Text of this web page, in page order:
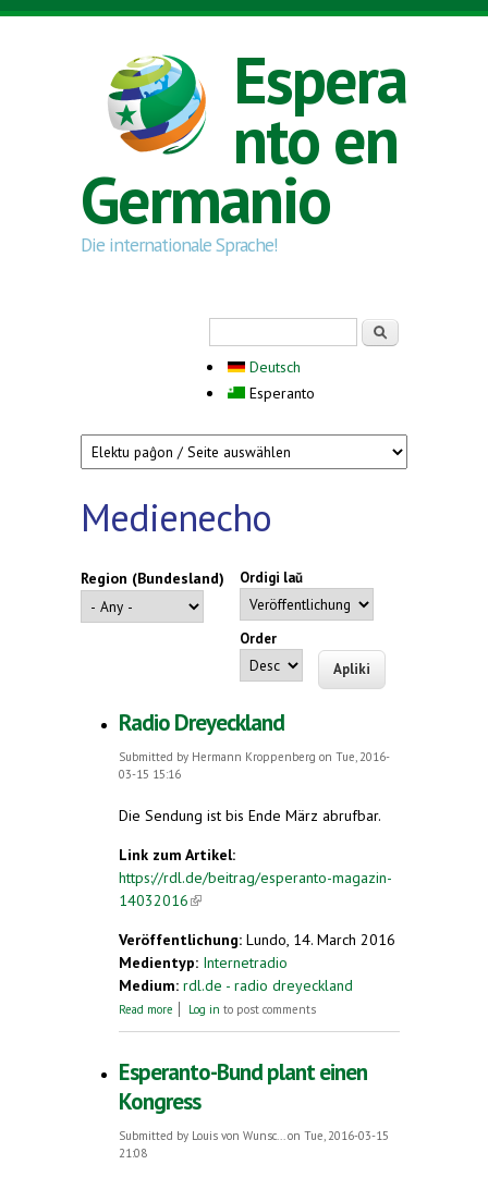
Skip to main content
Espera
nto en
Germanio
Die internationale Sprache!
Deutsch
Esperanto
Medienecho
Region (Bundesland) Ordigi laŭ
Order
Radio Dreyeckland
Submitted by Hermann Kroppenberg on Tue, 2016-
03-15 15:16
Die Sendung ist bis Ende März abrufbar.
Link zum Artikel:
https://rdl.de/beitrag/esperanto-magazin-
14032016(link is external)
Veröffentlichung: Lundo, 14. March 2016
Medientyp: Internetradio
Medium: rdl.de - radio dreyeckland
Read more about Radio Dreyeckland
Log in to post comments
Esperanto-Bund plant einen
Kongress
Submitted by Louis von Wunsc...on Tue, 2016-03-15
21:08